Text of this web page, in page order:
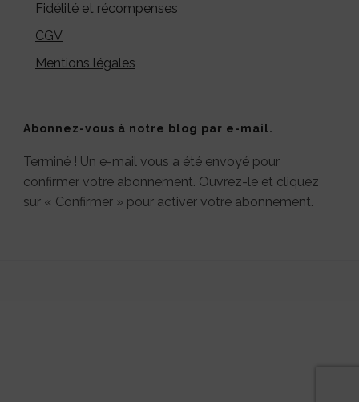
Fidélité et récompenses
CGV
Mentions légales
Abonnez-vous à notre blog par e-mail.
Terminé ! Un e-mail vous a été envoyé pour
confirmer votre abonnement. Ouvrez-le et cliquez
sur « Confirmer » pour activer votre abonnement.